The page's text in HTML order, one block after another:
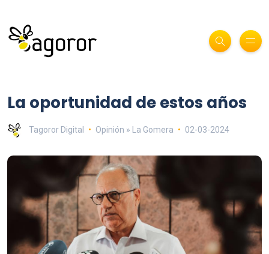
La oportunidad de estos años
Tagoror Digital Opinión » La Gomera 02-03-2024